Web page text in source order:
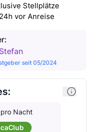
Stellplätze
vor Anreise
:
seit 05/2024
pro Nacht